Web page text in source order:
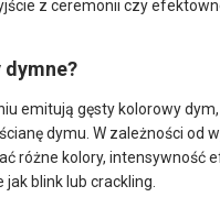
z ceremonii czy
dymne?
emitują gęsty kolorowy
dymu. W zależności od
różne kolory, intensywność
blink lub crackling.